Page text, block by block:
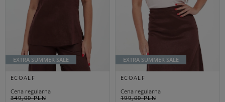
EXTRA SUMMER SALE
ECOALF
Cena regularna
349,00 PLN
EXTRA SUMMER SALE
ECOALF
Cena regularna
199,00 PLN